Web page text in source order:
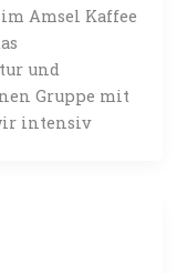
Amsel Kaffee
und
Gruppe mit
intensiv